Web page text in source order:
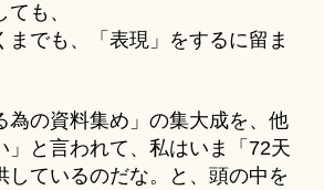
も、
までも、「表現」をするに留ま
為の資料集め」の集大成を、他
」と言われて、私はいま「72天
しているのだな。と、頭の中を